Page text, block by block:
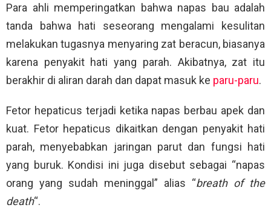
Para ahli memperingatkan bahwa napas bau adalah
tanda bahwa hati seseorang mengalami kesulitan
melakukan tugasnya menyaring zat beracun, biasanya
karena penyakit hati yang parah. Akibatnya, zat itu
berakhir di aliran darah dan dapat masuk ke paru-paru.
Fetor hepaticus terjadi ketika napas berbau apek dan
kuat. Fetor hepaticus dikaitkan dengan penyakit hati
parah, menyebabkan jaringan parut dan fungsi hati
yang buruk. Kondisi ini juga disebut sebagai “napas
orang yang sudah meninggal” alias “breath of the
death“.